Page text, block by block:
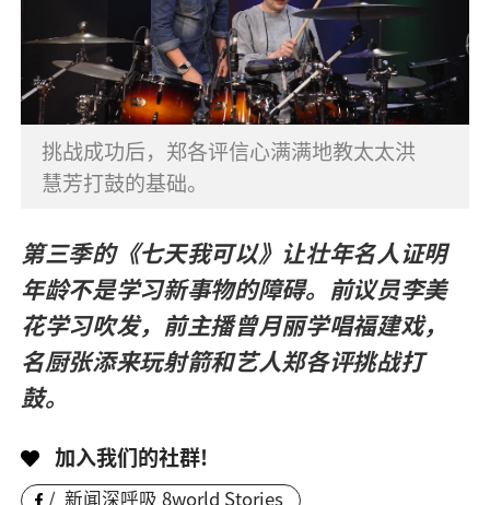
挑战成功后，郑各评信心满满地教太太洪
慧芳打鼓的基础。
第三季的《七天我可以》让壮年名人证明
年龄不是学习新事物的障碍。前议员李美
花学习吹发，前主播曾月丽学唱福建戏，
名厨张添来玩射箭和艺人郑各评挑战打
鼓。
加入我们的社群!
/ 新闻深呼吸 8world Stories